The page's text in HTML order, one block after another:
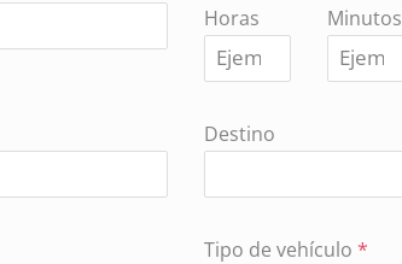
Horas
Minutos
Destino
Tipo de vehículo*